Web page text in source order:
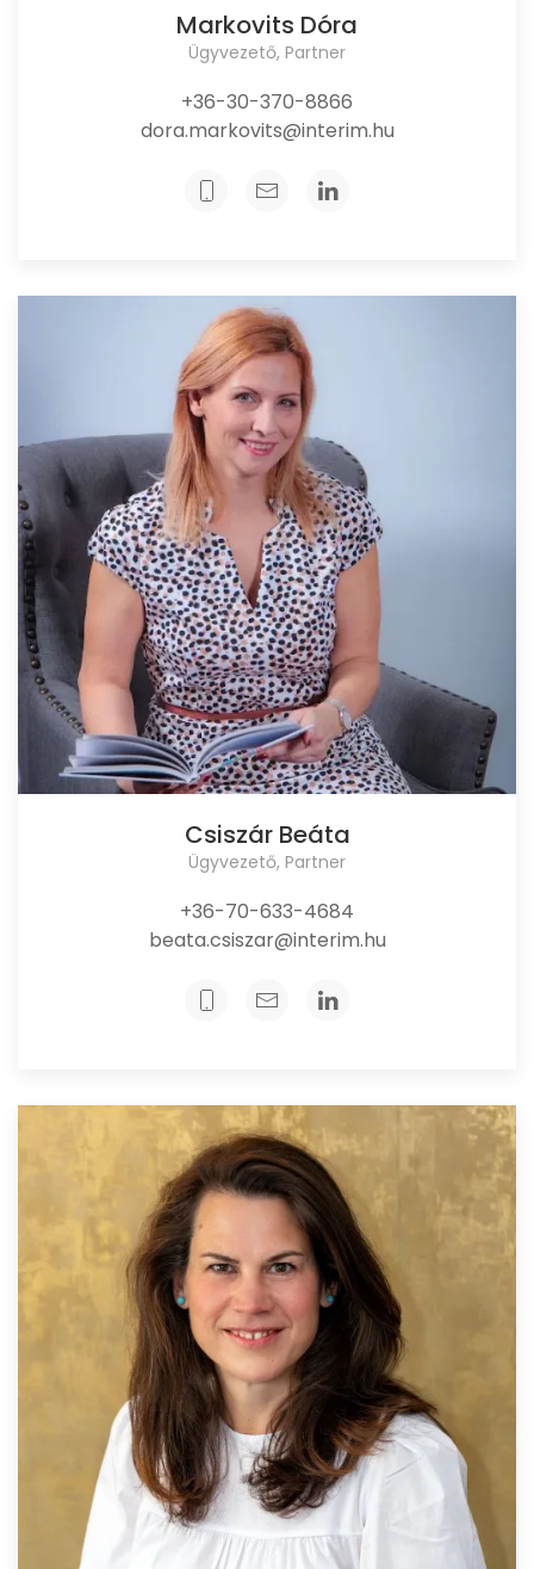
Markovits Dóra
Ügyvezető, Partner
+36-30-370-8866
dora.markovits@interim.hu
Csiszár Beáta
Ügyvezető, Partner
+36-70-633-4684
beata.csiszar@interim.hu